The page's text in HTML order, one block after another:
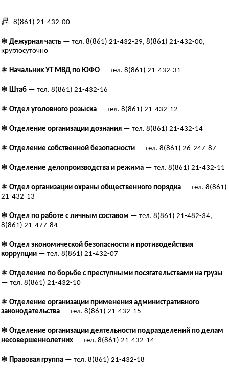
📠 8(861) 21-432-00
❃ Дежурная часть — тел. 8(861) 21-432-29, 8(861) 21-432-00,
круглосуточно
❃ Начальник УТ МВД по ЮФО — тел. 8(861) 21-432-31
❃ Штаб — тел. 8(861) 21-432-16
❃ Отдел уголовного розыска — тел. 8(861) 21-432-12
❃ Отделение организации дознания — тел. 8(861) 21-432-14
❃ Отделение собственной безопасности — тел. 8(861) 26-247-87
❃ Отделение делопроизводства и режима — тел. 8(861) 21-432-11
❃ Отдел организации охраны общественного порядка — тел. 8(861)
21-432-13
❃ Отдел по работе с личным составом — тел. 8(861) 21-482-34,
8(861) 21-477-84
❃ Отдел экономической безопасности и противодействия
коррупции — тел. 8(861) 21-432-07
❃ Отделение по борьбе с преступными посягательствами на грузы
— тел. 8(861) 21-432-10
❃ Отделение организации применения административного
законодательства — тел. 8(861) 21-432-15
❃ Отделение организации деятельности подразделений по делам
несовершеннолетних — тел. 8(861) 21-432-14
❃ Правовая группа — тел. 8(861) 21-432-18